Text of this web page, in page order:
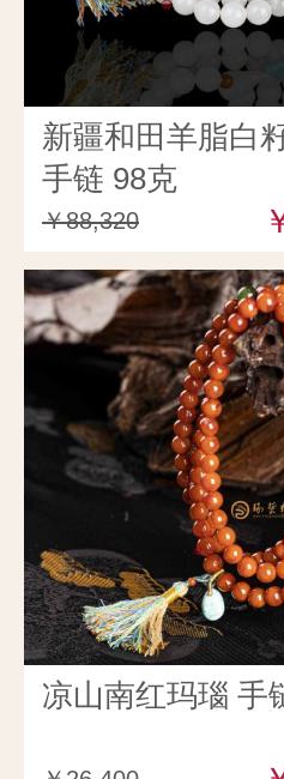
新疆和田羊脂白
手链 98克
￥88,320
凉山南红玛瑙 手